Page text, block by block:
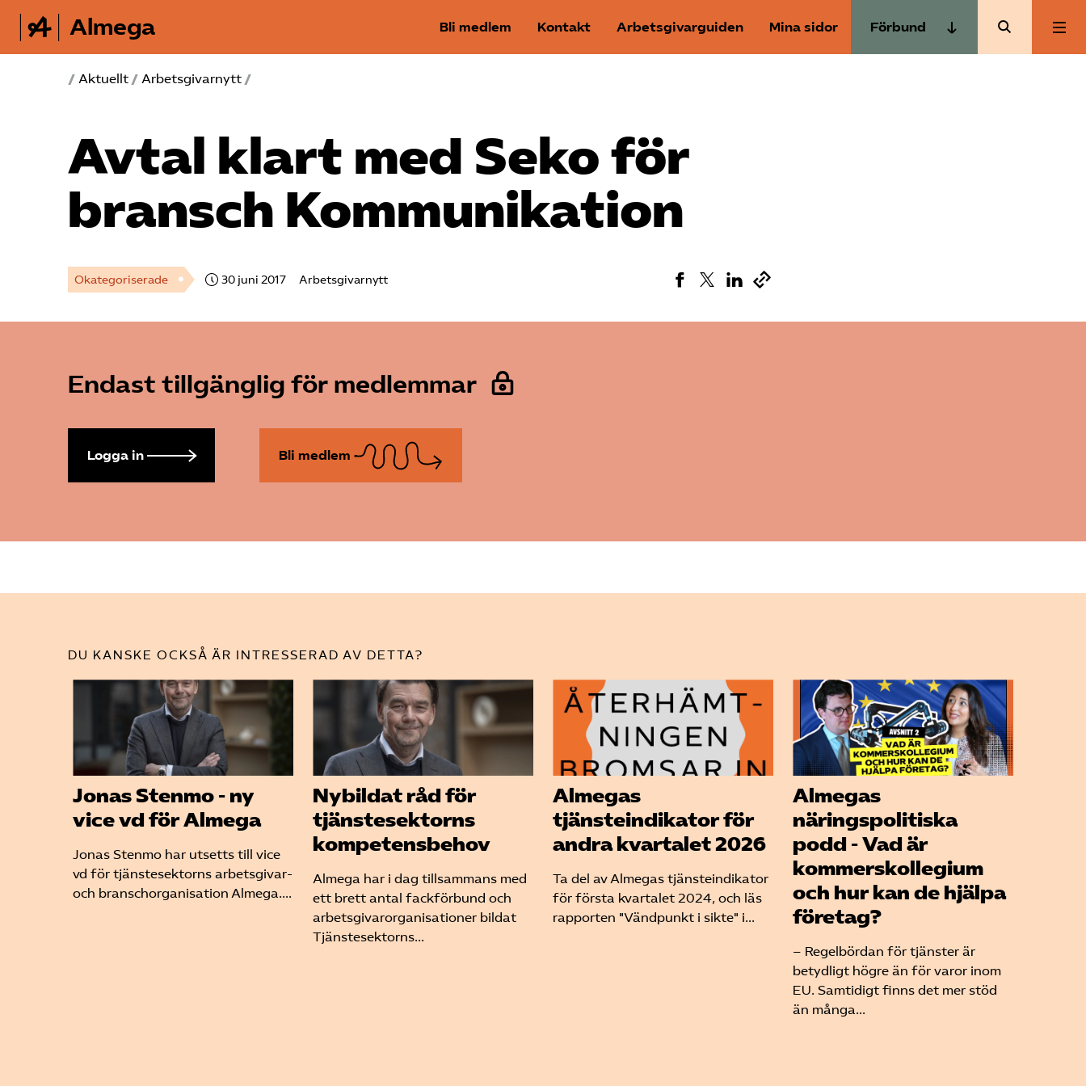
Almega Bli medlem Kontakt Arbetsgivarguiden Mina sidor Förbund
In English
Cookie-inställningar
/ Aktuellt / Arbetsgivarnytt /
Avtal klart med Seko för
bransch Kommunikation
Okategoriserade 30 juni 2017 Arbetsgivarnytt
Endast tillgänglig för medlemmar
Logga in Bli medlem
DU KANSKE OCKSÅ ÄR INTRESSERAD AV DETTA?
Jonas Stenmo - ny
vice vd för Almega
Jonas Stenmo har utsetts till vice
vd för tjänstesektorns arbetsgivar-
och branschorganisation Almega....
Nybildat råd för
tjänstesektorns
kompetensbehov
Almega har i dag tillsammans med
ett brett antal fackförbund och
arbetsgivarorganisationer bildat
Tjänstesektorns...
Almegas
tjänsteindikator för
andra kvartalet 2026
Ta del av Almegas tjänsteindikator
för första kvartalet 2024, och läs
rapporten "Vändpunkt i sikte" i...
Almegas
näringspolitiska
podd - Vad är
kommerskollegium
och hur kan de hjälpa
företag?
– Regelbördan för tjänster är
betydligt högre än för varor inom
EU. Samtidigt finns det mer stöd
än många...